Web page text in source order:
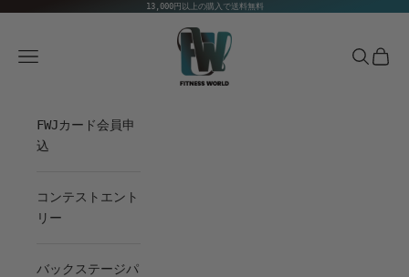
13,000円以上の購入で送料無料
Fitness World
Navigation menu
Search
Cart
FWJカード会員申
込
コンテストエント
リー
バックステージパ